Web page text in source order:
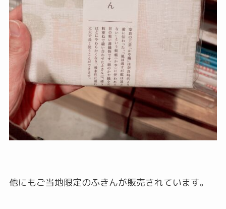
他にもご当地限定のふきんが販売されています。